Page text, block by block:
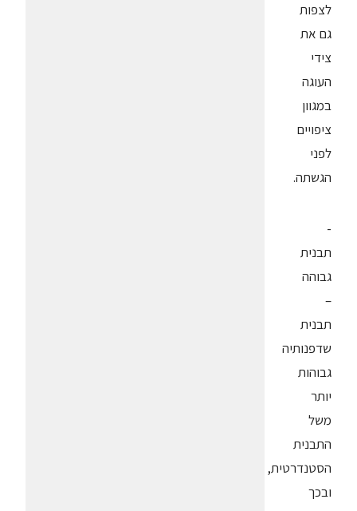
לצפות
גם את
צידי
העוגה
במגוון
ציפויים
לפני
הגשתה.
-
תבנית
גבוהה
–
תבנית
שדפנותיה
גבוהות
יותר
משל
התבנית
הסטנדרטית,
ובכך